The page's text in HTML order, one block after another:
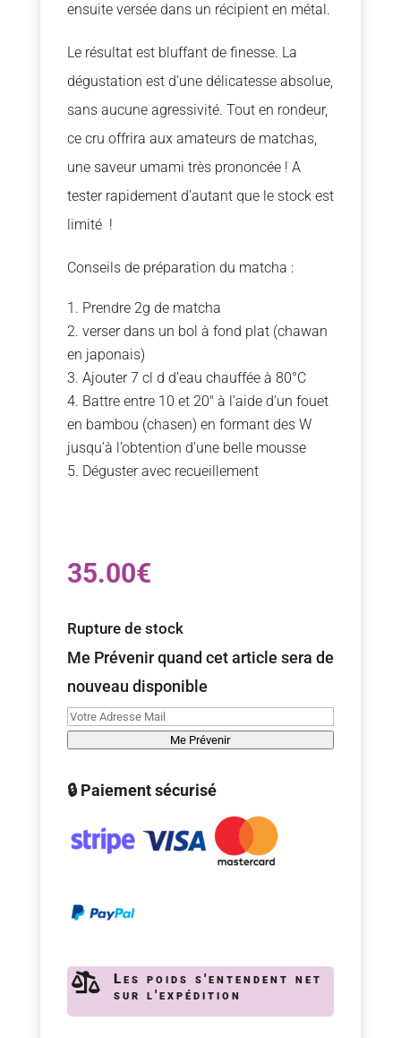
ensuite versée dans un récipient en métal.
Le résultat est bluffant de finesse. La
dégustation est d’une délicatesse absolue,
sans aucune agressivité. Tout en rondeur,
ce cru offrira aux amateurs de matchas,
une saveur umami très prononcée ! A
tester rapidement d’autant que le stock est
limité !
Conseils de préparation du matcha :
Prendre 2g de matcha
verser dans un bol à fond plat (chawan
en japonais)
Ajouter 7 cl d d’eau chauffée à 80°C
Battre entre 10 et 20″ à l’aide d’un fouet
en bambou (chasen) en formant des W
jusqu’à l’obtention d’une belle mousse
Déguster avec recueillement
35.00€
Rupture de stock
Me Prévenir quand cet article sera de
nouveau disponible
Me Prévenir
🔒 Paiement sécurisé

Les poids s'entendent net
sur l'expédition